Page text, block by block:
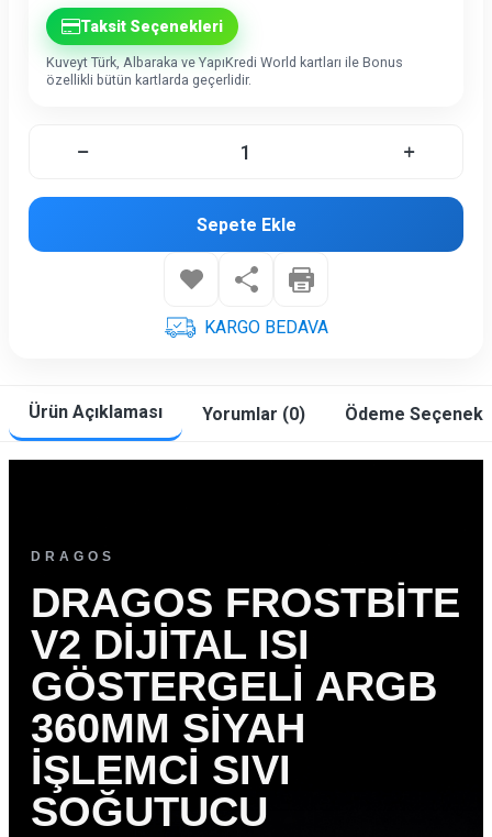
Taksit Seçenekleri
Kuveyt Türk, Albaraka ve YapıKredi World kartları ile Bonus
özellikli bütün kartlarda geçerlidir.
Sepete Ekle
KARGO BEDAVA
Ürün Açıklaması Yorumlar (0) Ödeme
DRAGOS
DRAGOS FROSTBITE
V2 DIJITAL ISI
GÖSTERGELI ARGB
360MM SIYAH
İŞLEMCI SIVI
SOĞUTUCU